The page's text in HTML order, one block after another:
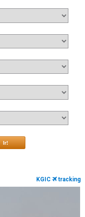
Ir!
KGIC tracking